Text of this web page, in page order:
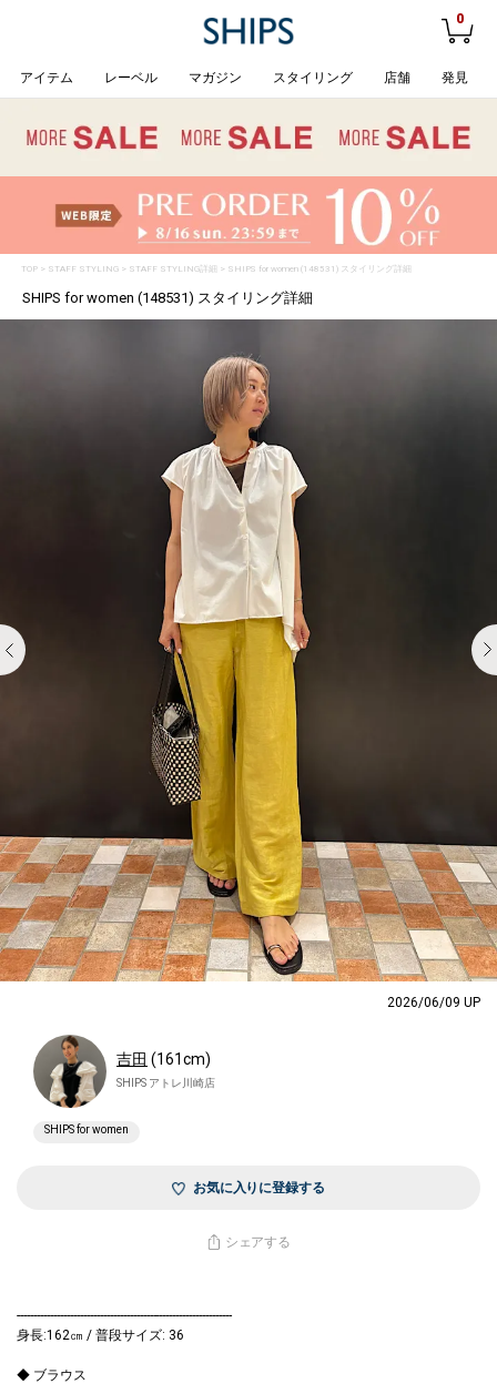
0
アイテム レーベル マガジン スタイリング 店舗 発見
TOP> STAFF STYLING> STAFF STYLING詳細 > SHIPS for women (148531) スタイリング詳細
SHIPS for women (148531) スタイリング詳細
2026/06/09 UP
吉田 (161cm)
SHIPS アトレ川崎店
SHIPS for women
お気に入りに登録する
シェアする
-----------------------------------------------------------------
身長:162㎝ / 普段サイズ: 36
◆ ブラウス